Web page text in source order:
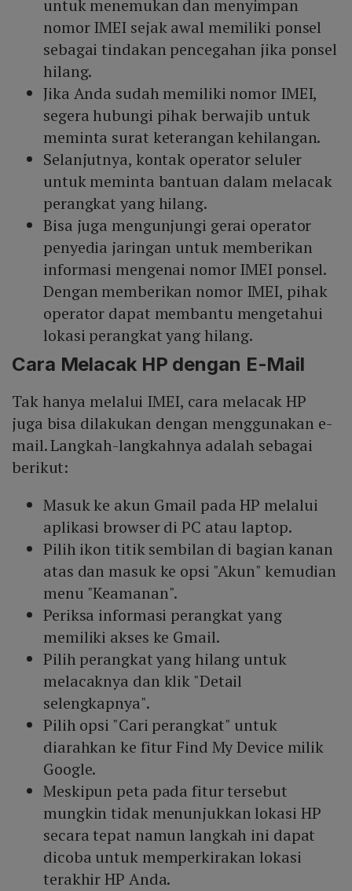
untuk menemukan dan menyimpan
nomor IMEI sejak awal memiliki ponsel
sebagai tindakan pencegahan jika ponsel
hilang.
Jika Anda sudah memiliki nomor IMEI,
segera hubungi pihak berwajib untuk
meminta surat keterangan kehilangan.
Selanjutnya, kontak operator seluler
untuk meminta bantuan dalam melacak
perangkat yang hilang.
Bisa juga mengunjungi gerai operator
penyedia jaringan untuk memberikan
informasi mengenai nomor IMEI ponsel.
Dengan memberikan nomor IMEI, pihak
operator dapat membantu mengetahui
lokasi perangkat yang hilang.
Cara Melacak HP dengan E-Mail
Tak hanya melalui IMEI, cara melacak HP
juga bisa dilakukan dengan menggunakan e-
mail. Langkah-langkahnya adalah sebagai
berikut:
Masuk ke akun Gmail pada HP melalui
aplikasi browser di PC atau laptop.
Pilih ikon titik sembilan di bagian kanan
atas dan masuk ke opsi "Akun" kemudian
menu "Keamanan".
Periksa informasi perangkat yang
memiliki akses ke Gmail.
Pilih perangkat yang hilang untuk
melacaknya dan klik "Detail
selengkapnya".
Pilih opsi "Cari perangkat" untuk
diarahkan ke fitur Find My Device milik
Google.
Meskipun peta pada fitur tersebut
mungkin tidak menunjukkan lokasi HP
secara tepat namun langkah ini dapat
dicoba untuk memperkirakan lokasi
terakhir HP Anda.